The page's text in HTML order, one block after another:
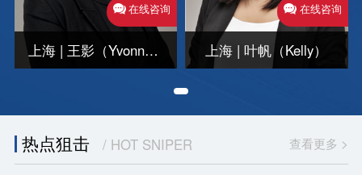
上海 | 王影（Yvonne）
在线咨询
上海 | 叶帆（Kelly）
在线咨询
热点狙击 / HOT SNIPER 查看更多 >